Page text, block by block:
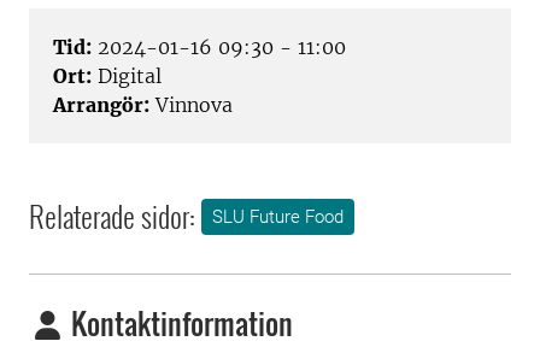
Tid: 2024-01-16 09:30 - 11:00
Ort: Digital
Arrangör: Vinnova
Relaterade sidor: SLU Future Food
Kontaktinformation